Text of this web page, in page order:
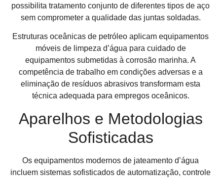
possibilita tratamento conjunto de diferentes tipos de aço
sem comprometer a qualidade das juntas soldadas.
Estruturas oceânicas de petróleo aplicam equipamentos
móveis de limpeza d’água para cuidado de
equipamentos submetidas à corrosão marinha. A
competência de trabalho em condições adversas e a
eliminação de resíduos abrasivos transformam esta
técnica adequada para empregos oceânicos.
Aparelhos e Metodologias
Sofisticadas
Os equipamentos modernos de jateamento d’água
incluem sistemas sofisticados de automatização, controle